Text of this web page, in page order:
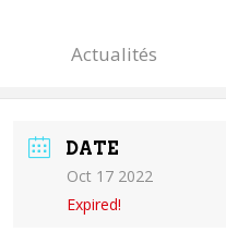
Actualités
DATE
Oct 17 2022
Expired!